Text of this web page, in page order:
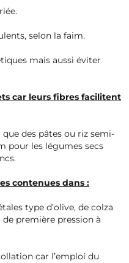
selon la faim.
mais aussi éviter
car leurs fibres facilitent
des pâtes ou riz semi-
pour les légumes secs
contenues dans :
type d’olive, de colza
première pression à
car l’emploi du